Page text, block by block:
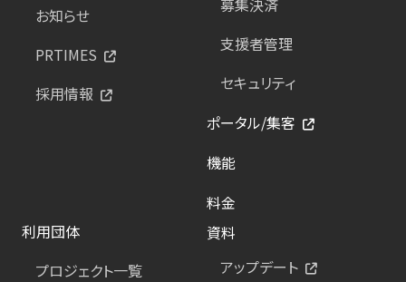
お知らせ
PRTIMES
採用情報
支援者管理
セキュリティ
ポータル/集客
機能
料金
利用団体
プロジェクト一覧
資料
アップデート